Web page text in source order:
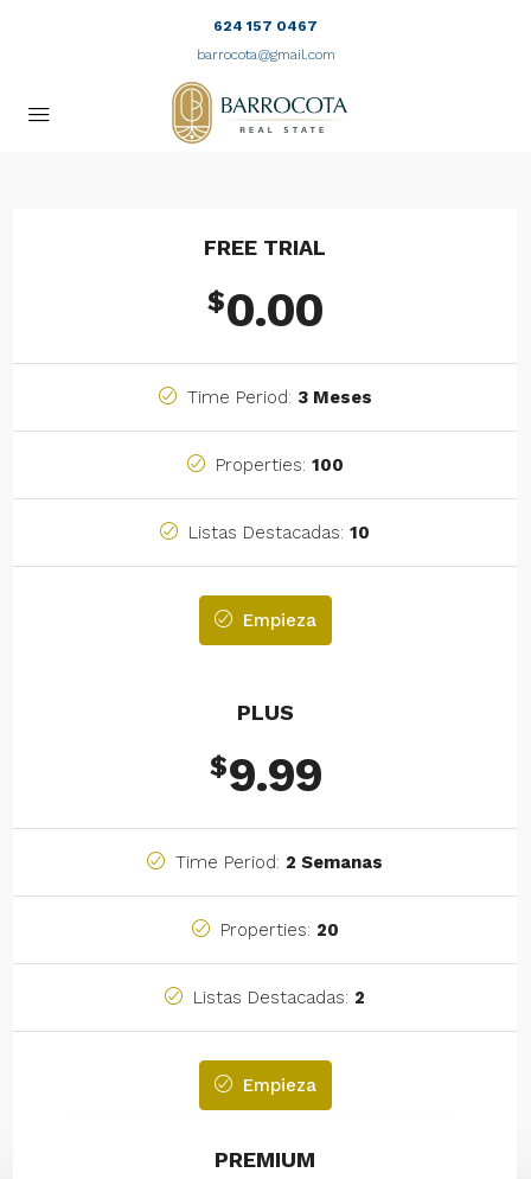
624 157 0467
barrocota@gmail.com
FREE TRIAL
$0.00
Time Period: 3 Meses
Properties: 100
Listas Destacadas: 10
Empieza
PLUS
$9.99
Time Period: 2 Semanas
Properties: 20
Listas Destacadas: 2
Empieza
PREMIUM